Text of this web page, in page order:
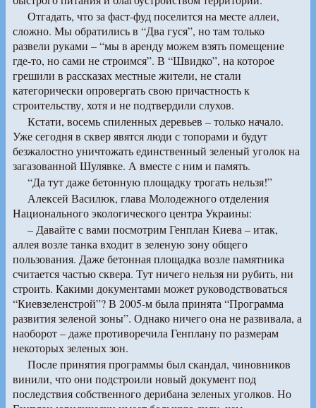
Отгадать, что за фаст-фуд поселится на месте аллеи,
сложно. Мы обратились в “Два гуся”, но там только
развели руками – “мы в аренду можем взять помещение
где-то, но сами не строимся”. В “Швидко”, на которое
грешили в рассказах местные жители, не стали
категорически опровергать свою причастность к
строительству, хотя и не подтвердили слухов.
Кстати, восемь спиленных деревьев – только начало.
Уже сегодня в сквер явятся люди с топорами и будут
безжалостно уничтожать единственный зеленый уголок на
загазованной Шулявке. А вместе с ним и память.
“Да тут даже бетонную площадку трогать нельзя!”
Алексей Василюк, глава Молодежного отделения
Национального экологического центра Украины:
– Давайте с вами посмотрим Генплан Киева – итак,
аллея возле танка входит в зеленую зону общего
пользования. Даже бетонная площадка возле памятника
считается частью сквера. Тут ничего нельзя ни рубить, ни
строить. Какими документами может руководствоваться
“Киевзеленстрой”? В 2005-м была принята “Программа
развития зеленой зоны”. Однако ничего она не развивала, а
наоборот – даже противоречила Генплану по размерам
некоторых зеленых зон.
После принятия программы был скандал, чиновников
винили, что они подстроили новый документ под
последствия собственного дерибана зеленых уголков. Но